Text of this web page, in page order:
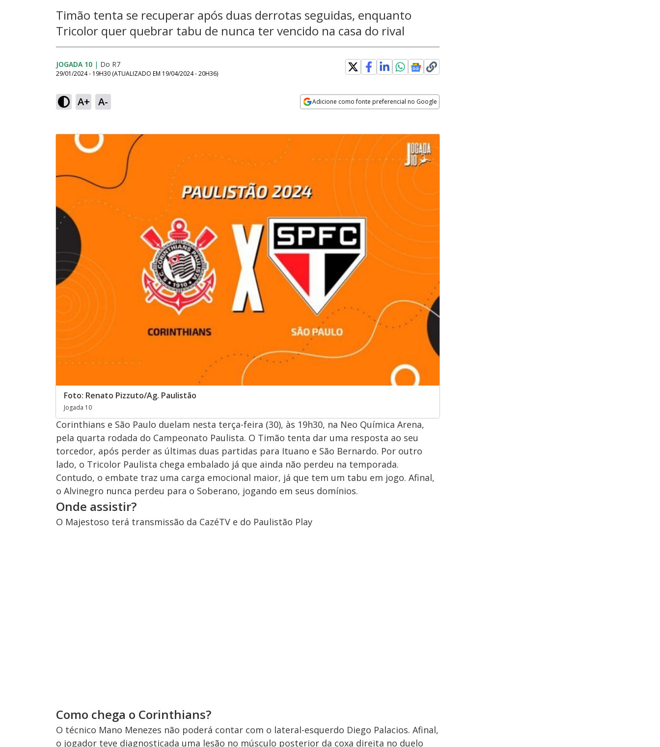
Timão tenta se recuperar após duas derrotas seguidas, enquanto
Tricolor quer quebrar tabu de nunca ter vencido na casa do rival
JOGADA 10 | Do R7
29/01/2024 - 19H30 (ATUALIZADO EM 19/04/2024 - 20H36)
A+ A- Adicione como fonte preferencial no Google
Foto: Renato Pizzuto/Ag. Paulistão
Jogada 10
Corinthians e São Paulo duelam nesta terça-feira (30), às 19h30, na Neo Química Arena,
pela quarta rodada do Campeonato Paulista. O Timão tenta dar uma resposta ao seu
torcedor, após perder as últimas duas partidas para Ituano e São Bernardo. Por outro
lado, o Tricolor Paulista chega embalado já que ainda não perdeu na temporada.
Contudo, o embate traz uma carga emocional maior, já que tem um tabu em jogo. Afinal,
o Alvinegro nunca perdeu para o Soberano, jogando em seus domínios.
Onde assistir?
O Majestoso terá transmissão da CazéTV e do Paulistão Play
Como chega o Corinthians?
O técnico Mano Menezes não poderá contar com o lateral-esquerdo Diego Palacios. Afinal,
o jogador teve diagnosticada uma lesão no músculo posterior da coxa direita no duelo